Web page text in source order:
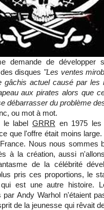
demande de développer
des disques ‎ "Les ventes
gâchis actuel causé par les
aux pirates alors que
débarrasser du problème
ou mot à mot.
le label GRRR en 1975
que l'offre était moins
Nous nous sommes
à la création, aussi
de la célébrité
pris ces proportions, le
est une autre histoire.
par Andy Warhol n'étaient
de la jeunesse qui rêvait